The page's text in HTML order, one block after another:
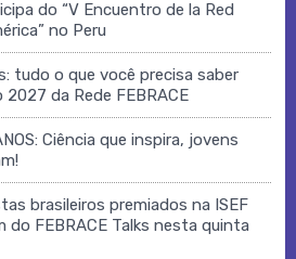
do “V Encuentro de la Red
no Peru
tudo o que você precisa saber
2027 da Rede FEBRACE
Ciência que inspira, jovens
brasileiros premiados na ISEF
do FEBRACE Talks nesta quinta